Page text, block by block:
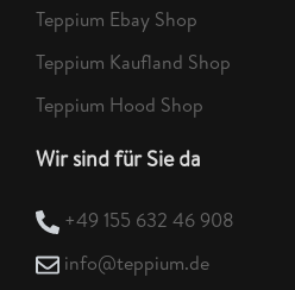
Teppium Ebay Shop
Teppium Kaufland Shop
Teppium Hood Shop
Wir sind für Sie da
+49 155 632 46 908
info@teppium.de